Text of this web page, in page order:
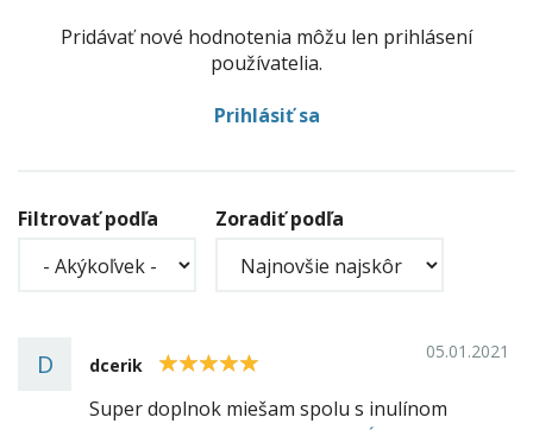
Pridávať nové hodnotenia môžu len prihlásení
používatelia.
Prihlásiť sa
Filtrovať podľa Zoradiť podľa
D dcerik 5
05.01.2021
Super doplnok miešam spolu s inulínom